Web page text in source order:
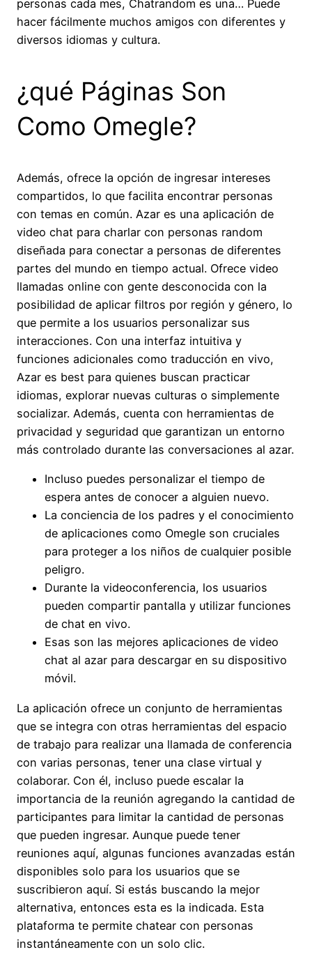
personas cada mes, Chatrandom es una… Puede
hacer fácilmente muchos amigos con diferentes y
diversos idiomas y cultura.
¿qué Páginas Son
Como Omegle?
Además, ofrece la opción de ingresar intereses
compartidos, lo que facilita encontrar personas
con temas en común. Azar es una aplicación de
video chat para charlar con personas random
diseñada para conectar a personas de diferentes
partes del mundo en tiempo actual. Ofrece video
llamadas online con gente desconocida con la
posibilidad de aplicar filtros por región y género, lo
que permite a los usuarios personalizar sus
interacciones. Con una interfaz intuitiva y
funciones adicionales como traducción en vivo,
Azar es best para quienes buscan practicar
idiomas, explorar nuevas culturas o simplemente
socializar. Además, cuenta con herramientas de
privacidad y seguridad que garantizan un entorno
más controlado durante las conversaciones al azar.
Incluso puedes personalizar el tiempo de
espera antes de conocer a alguien nuevo.
La conciencia de los padres y el conocimiento
de aplicaciones como Omegle son cruciales
para proteger a los niños de cualquier posible
peligro.
Durante la videoconferencia, los usuarios
pueden compartir pantalla y utilizar funciones
de chat en vivo.
Esas son las mejores aplicaciones de video
chat al azar para descargar en su dispositivo
móvil.
La aplicación ofrece un conjunto de herramientas
que se integra con otras herramientas del espacio
de trabajo para realizar una llamada de conferencia
con varias personas, tener una clase virtual y
colaborar. Con él, incluso puede escalar la
importancia de la reunión agregando la cantidad de
participantes para limitar la cantidad de personas
que pueden ingresar. Aunque puede tener
reuniones aquí, algunas funciones avanzadas están
disponibles solo para los usuarios que se
suscribieron aquí. Si estás buscando la mejor
alternativa, entonces esta es la indicada. Esta
plataforma te permite chatear con personas
instantáneamente con un solo clic.